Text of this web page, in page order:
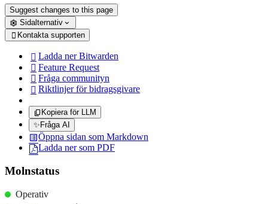
Suggest changes to this page
Sidalternativ
 Kontakta supporten
 Ladda ner Bitwarden
 Feature Request
 Fråga communityn
 Riktlinjer för bidragsgivare
Kopiera för LLM
✨ Fråga AI
Öppna sidan som Markdown
Ladda ner som PDF
Molnstatus
Operativ